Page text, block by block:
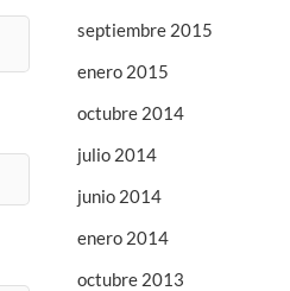
septiembre 2015
enero 2015
octubre 2014
julio 2014
junio 2014
enero 2014
octubre 2013